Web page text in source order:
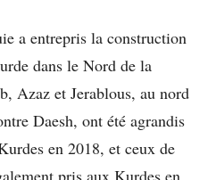
a entrepris la construction
dans le Nord de la
Azaz et Jerablous, au nord
Daesh, ont été agrandis
en 2018, et ceux de